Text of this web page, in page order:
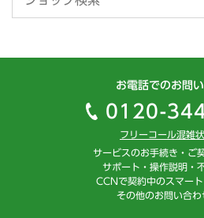
お電話でのお問
0120-
フリーコール混雑
サービスのお手続き・ご
サポート・操作説明・
CCNで契約中のスマート
その他のお問い合わ